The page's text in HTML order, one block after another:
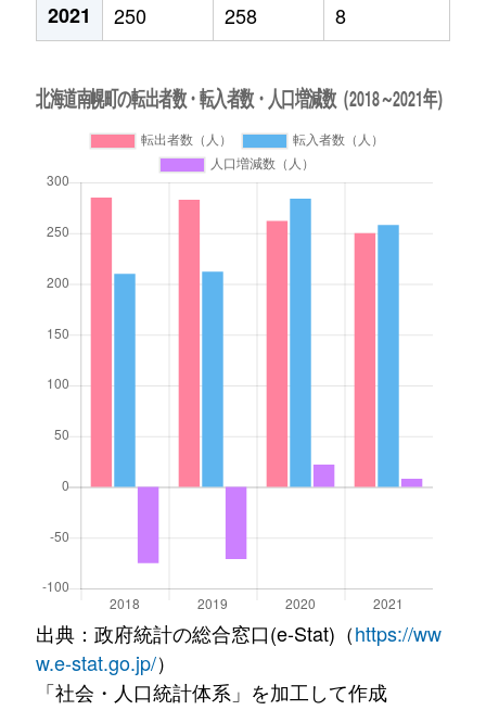
2021
250 258 8
出典：政府統計の総合窓口(e-Stat)（https://ww
w.e-stat.go.jp/）
「社会・人口統計体系」を加工して作成